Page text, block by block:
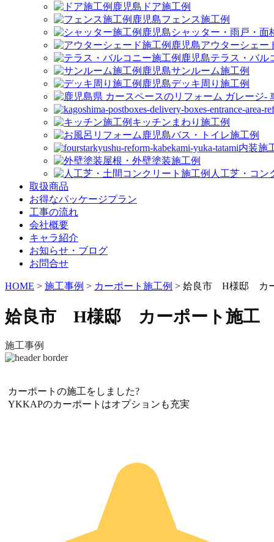
ドア施工例
フェンス施工例
シャッター・雨戸・面
アウターシェー
テラス・バル
サンルーム施工例
デッキ周り施工例
キッチンまわり施工例
バス・トイレ施工例
内装施
屋根・外壁塗装施工例
人工芝・コン
取扱商品
お得なパッケージプラン
工事の流れ
会社概要
キャラ紹介
お知らせ・ブログ
お問合せ
HOME > 施工事例 > カーポート施工例 > 姶良市 H様邸 カ
姶良市 H様邸 カーポート施工
施工事例
カーポートの施工をしました?
YKKAPのカーポートはオプションも充実